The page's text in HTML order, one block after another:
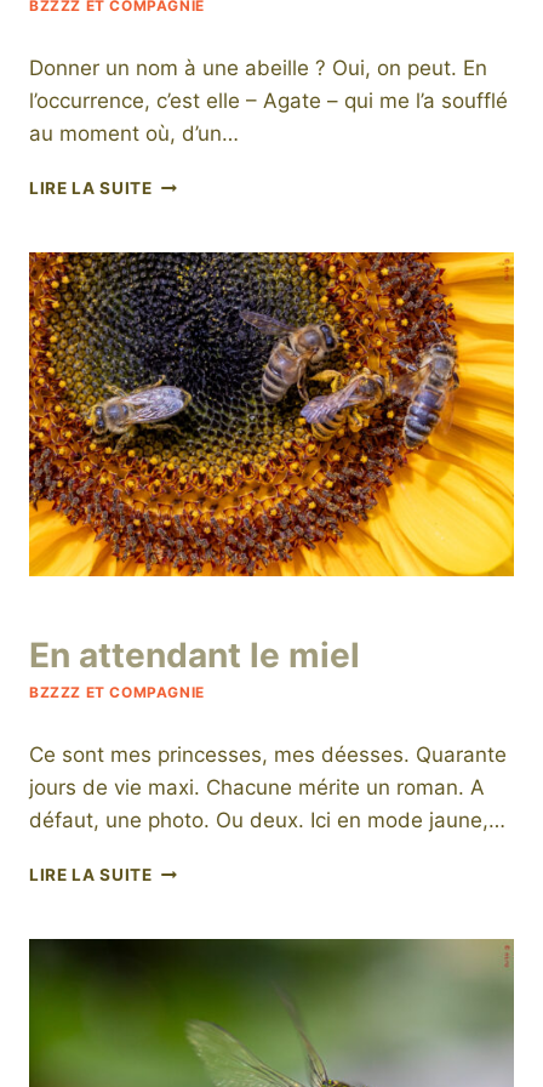
BZZZZ ET COMPAGNIE
Donner un nom à une abeille ? Oui, on peut. En
l’occurrence, c’est elle – Agate – qui me l’a soufflé
au moment où, d’un…
LIRE LA SUITEJE
AGATE
BZZZZ ET COMPAGNIE
En attendant le miel
niro
Ce sont mes princesses, mes déesses. Quarante
jours de vie maxi. Chacune mérite un roman. A
défaut, une photo. Ou deux. Ici en mode jaune,…
LIRE LA SUITEEN
MIEL